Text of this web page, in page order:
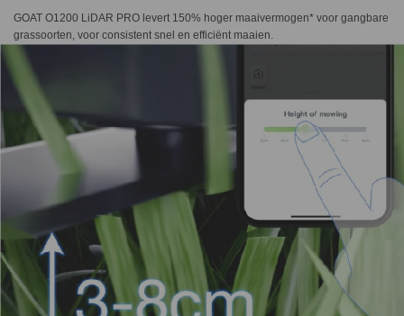
GOAT O1200 LiDAR PRO levert 150% hoger maaivermogen* voor gangbare
grassoorten, voor consistent snel en efficiënt maaien.